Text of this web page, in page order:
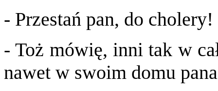
- Przestań pan, do cholery!
- Toż mówię, inni tak w
nawet w swoim domu